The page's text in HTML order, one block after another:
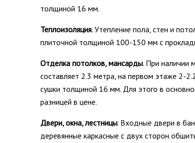
толщиной 16 мм.
Теплоизоляция. Утепление пола, стен и
плиточной толщиной 100-150 мм с
Отделка потолков, мансарды. При наличии
составляет 2.3 метра, на первом этаже 2-
сушки толщиной 16 мм. Для этого в
разницей в цене.
Двери, окна, лестницы. Входные двери в
деревянные каркасные с двух сторон